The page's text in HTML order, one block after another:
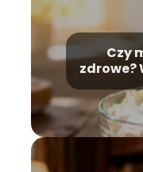
Czy
zdrowe?